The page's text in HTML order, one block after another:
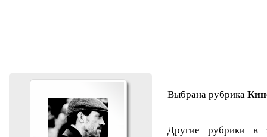
Выбрана рубрика
Другие рубрики в